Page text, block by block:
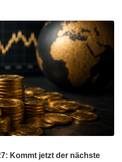
Kommt jetzt der nächste